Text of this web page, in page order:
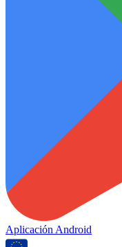
Aplicación Android